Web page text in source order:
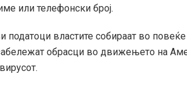
или телефонски број.
податоци властите собираат во
обрасци во движењето на